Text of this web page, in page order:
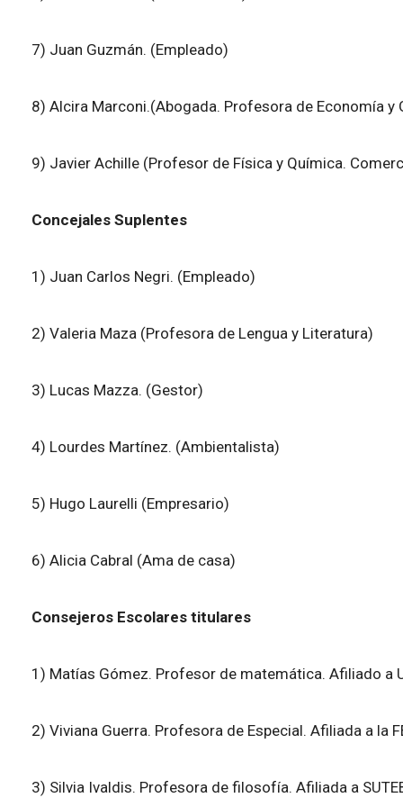
7) Juan Guzmán. (Empleado)
8) Alcira Marconi.(Abogada. Profesora de Economía y
9) Javier Achille (Profesor de Física y Química.
Concejales Suplentes
1) Juan Carlos Negri. (Empleado)
2) Valeria Maza (Profesora de Lengua y Literatura)
3) Lucas Mazza. (Gestor)
4) Lourdes Martínez. (Ambientalista)
5) Hugo Laurelli (Empresario)
6) Alicia Cabral (Ama de casa)
Consejeros Escolares titulares
1) Matías Gómez. Profesor de matemática. Afiliado a
2) Viviana Guerra. Profesora de Especial. Afiliada a la
3) Silvia Ivaldis. Profesora de filosofía. Afiliada a